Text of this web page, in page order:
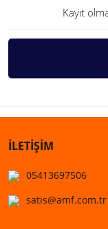
İLETİŞİM
05413697506
satis@amf.com.tr